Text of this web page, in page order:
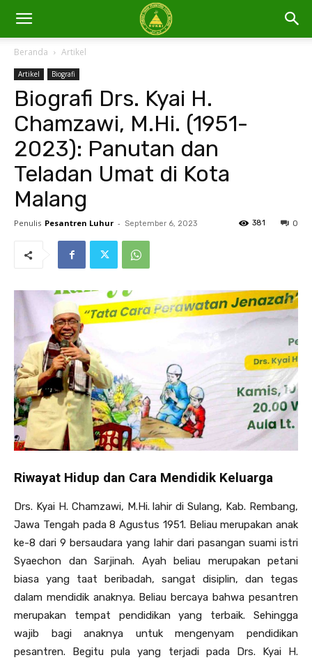
Beranda Artikel
Artikel Biografi
Biografi Drs. Kyai H.
Chamzawi, M.Hi. (1951-
2023): Panutan dan
Teladan Umat di Kota
Malang
Penulis Pesantren Luhur - September 6, 2023 0
381
Riwayat Hidup dan Cara Mendidik Keluarga
Drs. Kyai H. Chamzawi, M.Hi. lahir di Sulang, Kab. Rembang,
Jawa Tengah pada 8 Agustus 1951. Beliau merupakan anak
ke-8 dari 9 bersaudara yang lahir dari pasangan suami istri
Syaechon dan Sarjinah. Ayah beliau merupakan petani
biasa yang taat beribadah, sangat disiplin, dan tegas
dalam mendidik anaknya. Beliau bercaya bahwa pesantren
merupakan tempat pendidikan yang terbaik. Sehingga
wajib bagi anaknya untuk mengenyam pendidikan
pesantren. Begitu pula yang terjadi pada Drs. Kyai H.